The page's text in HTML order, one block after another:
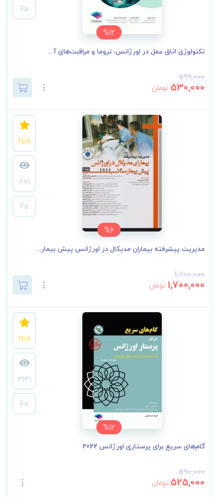
%12
Fa
تکنولوژی اتاق عمل در اورژانس، تروما و مراقبت‌های آ...
599,000
530,000 تومان
%6
N/A
871
Fa
مدیریت پیشرفته بیماران مدیکال در اورژانس پیش بیمار...
1,800,000
1,700,000 تومان
%12
N/A
3141
Fa
گام‌های سریع برای پرستاری اورژانس 2022
590,000
525,000 تومان